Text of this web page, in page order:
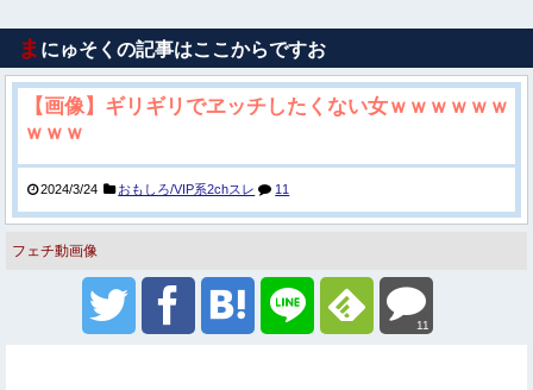
ま にゅそくの記事はここからですお
【画像】ギリギリでヱッチしたくない女ｗｗｗｗｗｗ
ｗｗｗ
2024/3/24 おもしろ/VIP系2chスレ 11
フェチ動画像
11